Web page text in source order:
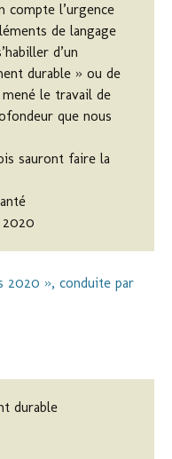
compte l’urgence
de langage
d’un
durable » ou de
le travail de
que nous
sauront faire la
2020 », conduite par
durable